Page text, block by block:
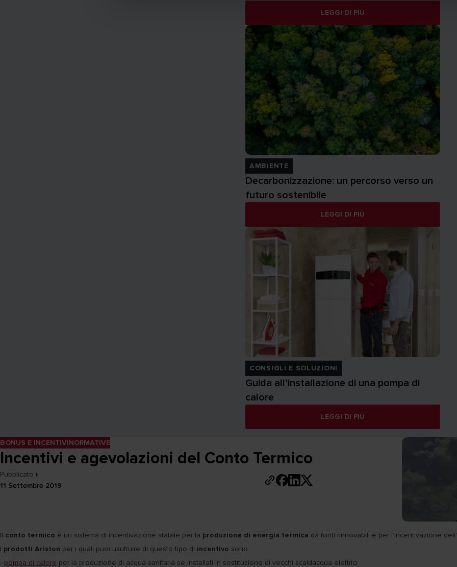
LEGGI DI PIÙ
AMBIENTE
Decarbonizzazione: un percorso verso un
futuro sostenibile
LEGGI DI PIÙ
CONSIGLI E SOLUZIONI
Guida all’installazione di una pompa di
calore
LEGGI DI PIÙ
BONUS E INCENTIVINORMATIVE
Incentivi e agevolazioni del Conto Termico
Pubblicato il
11 Settembre 2019
Il conto termico è un sistema di incentivazione statale per la produzione di energia termica da fonti rinnovabili e per l'incentivazione dell'
I prodotti Ariston per i quali puoi usufruire di questo tipo di incentivo sono:
- pompa di calore per la produzione di acqua sanitaria se installati in sostituzione di vecchi scaldacqua elettrici